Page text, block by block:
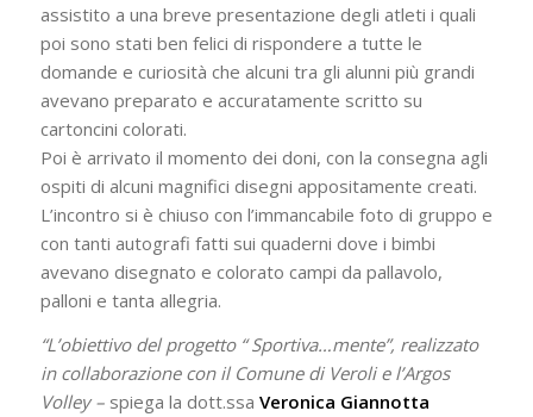
assistito a una breve presentazione degli atleti i quali
poi sono stati ben felici di rispondere a tutte le
domande e curiosità che alcuni tra gli alunni più grandi
avevano preparato e accuratamente scritto su
cartoncini colorati.
Poi è arrivato il momento dei doni, con la consegna agli
ospiti di alcuni magnifici disegni appositamente creati.
L’incontro si è chiuso con l’immancabile foto di gruppo e
con tanti autografi fatti sui quaderni dove i bimbi
avevano disegnato e colorato campi da pallavolo,
palloni e tanta allegria.
“L’obiettivo del progetto “ Sportiva…mente”, realizzato
in collaborazione con il Comune di Veroli e l’Argos
Volley – spiega la dott.ssa Veronica Giannotta